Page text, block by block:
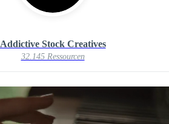
Addictive Stock Creatives
32.145 Ressourcen